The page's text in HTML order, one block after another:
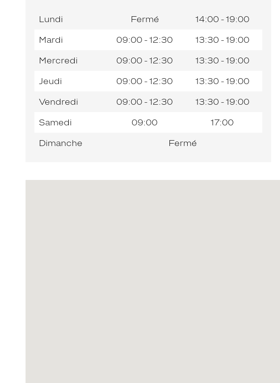
semaine
l’après-
Lundi Fermé 14:00 - 19:00
Mardi 09:00 - 12:30 13:30 - 19:00
Mercredi 09:00 - 12:30 13:30 - 19:00
Jeudi 09:00 - 12:30 13:30 - 19:00
Vendredi 09:00 - 12:30 13:30 - 19:00
Samedi 09:00 17:00
Dimanche Fermé